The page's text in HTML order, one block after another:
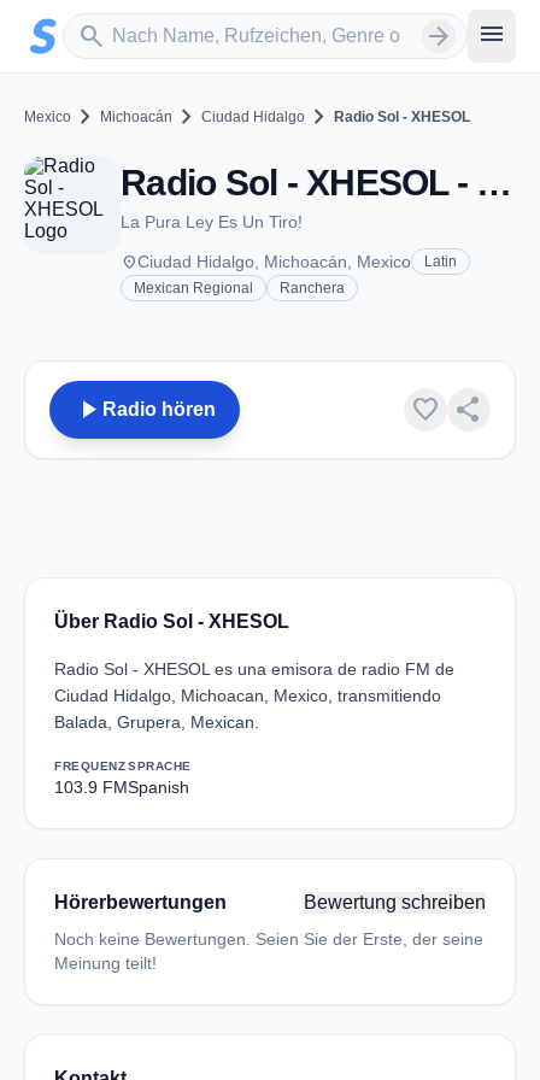
Zum Hauptinhalt springen
search
Sender suchen arrow_forward menu
Mexico chevron_right Michoacán chevron_right Ciudad Hidalgo chevron_right Radio Sol - XHESOL
Radio Sol - XHESOL - FM 103.9 - Ciudad Hidalgo, MC
La Pura Ley Es Un Tiro!
placeCiudad Hidalgo, Michoacán, Mexico
Latin
Mexican Regional
Ranchera
play_arrow Radio hören favorite share
Über Radio Sol - XHESOL
Radio Sol - XHESOL es una emisora de radio FM de
Ciudad Hidalgo, Michoacan, Mexico, transmitiendo
Balada, Grupera, Mexican.
FREQUENZ
103.9 FM
SPRACHE
Spanish
Hörerbewertungen Bewertung schreiben
Noch keine Bewertungen. Seien Sie der Erste, der seine
Meinung teilt!